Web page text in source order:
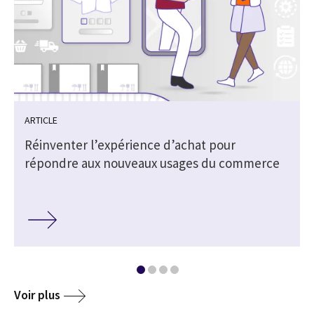
ARTICLE
Réinventer l’expérience d’achat pour
répondre aux nouveaux usages du commerce
Voir plus